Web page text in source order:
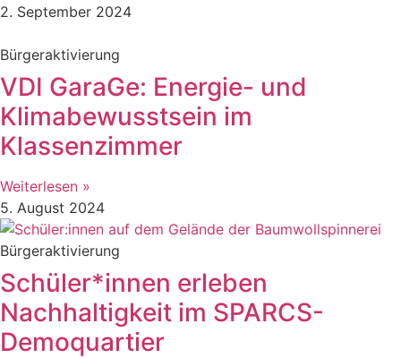
2. September 2024
Bürgeraktivierung
VDI GaraGe: Energie- und
Klimabewusstsein im
Klassenzimmer
Weiterlesen »
5. August 2024
Bürgeraktivierung
Schüler*innen erleben
Nachhaltigkeit im SPARCS-
Demoquartier